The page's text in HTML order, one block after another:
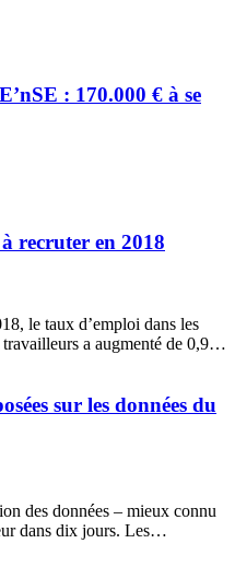
: 170.000 € à se
recruter en 2018
le taux d’emploi dans les
travailleurs a augmenté de 0,9…
sur les données du
des données – mieux connu
dans dix jours. Les…